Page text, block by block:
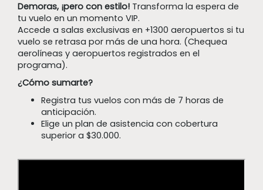
Demoras, ¡pero con estilo! Transforma la espera de
tu vuelo en un momento VIP.
Accede a salas exclusivas en +1300 aeropuertos si tu
vuelo se retrasa por más de una hora. (Chequea
aerolíneas y aeropuertos registrados en el
programa).
¿Cómo sumarte?
Registra tus vuelos con más de 7 horas de
anticipación.
Elige un plan de asistencia con cobertura
superior a $30.000.